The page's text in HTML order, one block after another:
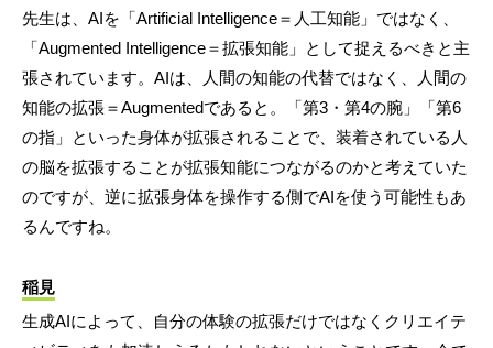
先生は、AIを「Artificial Intelligence＝人工知能」ではなく、
「Augmented Intelligence＝拡張知能」として捉えるべきと主
張されています。AIは、人間の知能の代替ではなく、人間の
知能の拡張＝Augmentedであると。「第3・第4の腕」「第6
の指」といった身体が拡張されることで、装着されている人
の脳を拡張することが拡張知能につながるのかと考えていた
のですが、逆に拡張身体を操作する側でAIを使う可能性もあ
るんですね。
稲見
生成AIによって、自分の体験の拡張だけではなくクリエイテ